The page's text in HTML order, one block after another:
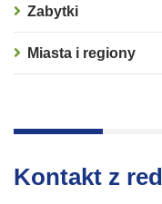
Zabytki
Miasta i regiony
Kontakt z